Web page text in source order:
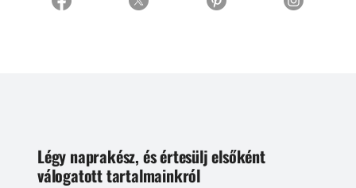
Légy naprakész, és értesülj elsőként
válogatott tartalmainkról